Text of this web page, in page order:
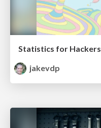
Statistics for Hackers
jakevdp